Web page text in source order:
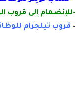
-للإنضمام إلى قروب
– قروب تيلجرام